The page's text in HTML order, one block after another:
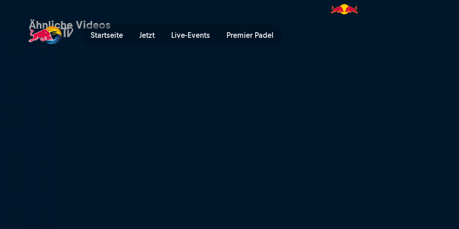
Startseite Jetzt Live-Events Premier Padel
Valladolid P2 Viertelfinale - Centre Court | Red Bull TV
Ähnliche Videos